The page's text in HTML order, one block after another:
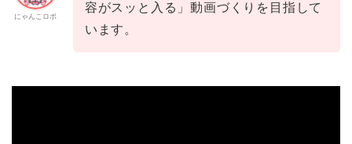
にゃんこロボ
容がスッと入る」動画づくりを目指して
います。